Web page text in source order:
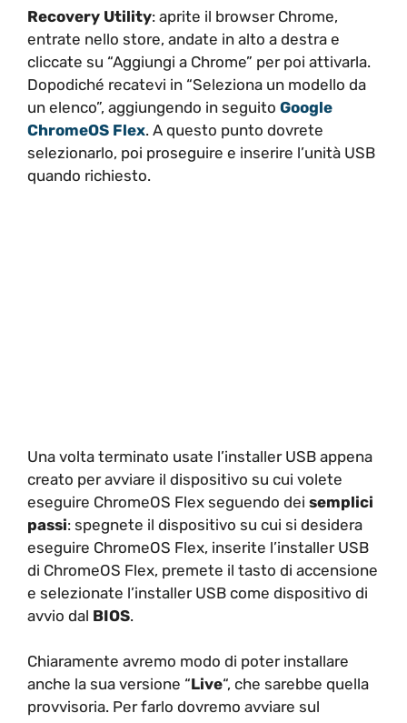
Recovery Utility: aprite il browser Chrome,
entrate nello store, andate in alto a destra e
cliccate su “Aggiungi a Chrome” per poi attivarla.
Dopodiché recatevi in “Seleziona un modello da
un elenco”, aggiungendo in seguito Google
ChromeOS Flex. A questo punto dovrete
selezionarlo, poi proseguire e inserire l’unità USB
quando richiesto.
Una volta terminato usate l’installer USB appena
creato per avviare il dispositivo su cui volete
eseguire ChromeOS Flex seguendo dei semplici
passi: spegnete il dispositivo su cui si desidera
eseguire ChromeOS Flex, inserite l’installer USB
di ChromeOS Flex, premete il tasto di accensione
e selezionate l’installer USB come dispositivo di
avvio dal BIOS.
Chiaramente avremo modo di poter installare
anche la sua versione “Live“, che sarebbe quella
provvisoria. Per farlo dovremo avviare sul